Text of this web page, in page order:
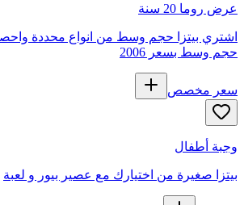
عرض روما 20 سنة
اشتري بيتزا حجم وسط من انواع محددة واحصل
حجم وسط بسعر 2006
سعر مخصص
وجبة أطفال
بيتزا صغيرة من اختيارك مع عصير بيور و لعبة